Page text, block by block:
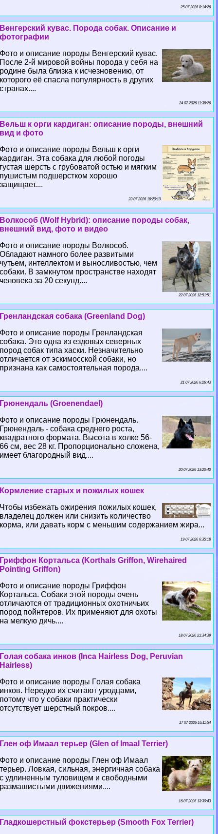
25 07 2026 8:14:26
Венгерский кувас. Порода собак. Описание и
фотографии
Фото и описание породы Венгерский кувас.
После 2-й мировой войны порода у себя на
родине была близка к исчезновению, от
которого её спасла популярность в других
странах....
24 07 2026 11:38:26
Вельш к opги кардиган: описание породы, внешний
вид и фото
Фото и описание породы Вельш к opги
кардиган. Эта собака для любой погоды
густая шерсть с грубоватой остью и мягким
пушистым подшерстком хорошо
защищает....
23 07 2026 18:20:10
Волкособ (Wolf Hybrid): описание породы собак,
внешний вид, фото и видео
Фото и описание породы Волкособ.
Обладают намного более развитыми
чутьем, интеллектом и выносливостью, чем
собаки. В замкнутом прострaнcтве находят
человека за 20 секунд....
22 07 2026 12:51:51
Гренландская собака (Greenland Dog)
Фото и описание породы Гренландская
собака. Это одна из ездовых северных
пород собак типа хаски. Незначительно
отличается от эскимосской собаки, но
признана как самостоятельная порода....
21 07 2026 6:26:43
Грюнендаль (Groenendael)
Фото и описание породы Грюнендаль.
Грюнендаль - собака среднего роста,
квадратного формата. Высота в холке 56-
66 см, вес 28 кг. Пропорционально сложена,
имеет благородный вид....
20 07 2026 13:20:40
Кормление старых и пожилых кошек
Чтобы избежать ожирения пожилых кошек,
владелец должен или снизить количество
корма, или давать корм с меньшим содержанием жира...
19 07 2026 6:35:18
Гриффон Кортальса (Korthals Griffon, Wirehaired
Pointing Griffon)
Фото и описание породы Гриффон
Кортальса. Собаки этой породы очень
отличаются от традиционных охотничьих
пород пойнтеров. Их применяют для охоты
на мелкую дичь....
18 07 2026 21:34:39
Гoлая собака инков (Inca Hairless Dog, Peruvian
Hairless)
Фото и описание породы Гoлая собака
инков. Нередко их считают уpoдцами,
потому что у собаки пpaктически
отсутствует шерстный покров....
17 07 2026 16:11:54
Глен оф Имаал терьер (Glen of Imaal Terrier)
Фото и описание породы Глен оф Имаал
терьер. Ловкая, сильная, энергичная собака
с удлиненным туловищем и свободными
размашистыми движениями....
16 07 2026 13:30:43
Гладкошерстный фокстерьер (Smooth Fox Terrier)